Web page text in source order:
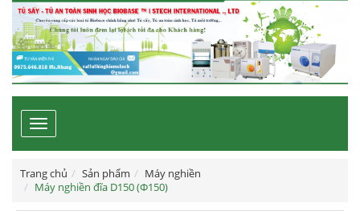
Toggle
navigation
Trang chủ Sản phẩm
Máy nghiền
Máy nghiền đĩa D150 (Φ150)